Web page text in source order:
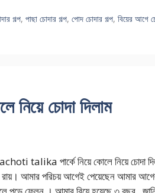
গল্প,পাছা চোদার গল্প,পোদ চোদার গল্প,বিয়ের আগে
চোদা দিলাম
talika পার্কে নিয়ে কোলে নিয়ে চোদা
আমার পরিচয় আগেই পেয়েছেন আমার আগের